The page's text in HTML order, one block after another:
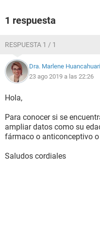
1 respuesta
RESPUESTA 1 / 1
Dra. Marlene Huancahuari
23 ago 2019 a las 22:26
Hola,
Para conocer si se
ampliar datos como su
fármaco o anticonceptivo
Saludos cordiales